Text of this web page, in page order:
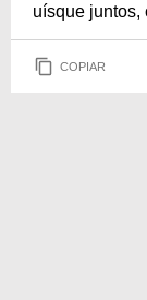
uísque juntos,
COPIAR